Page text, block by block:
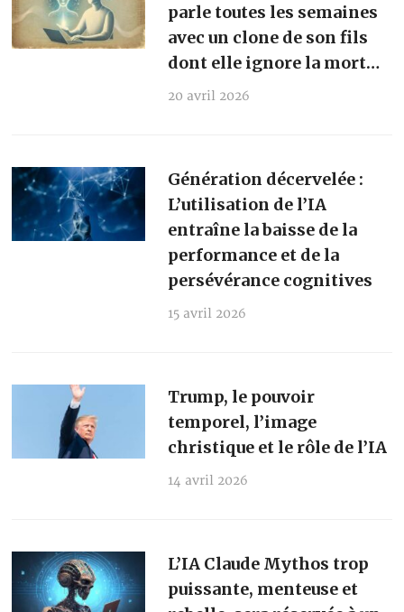
parle toutes les semaines
avec un clone de son fils
dont elle ignore la mort…
20 avril 2026
Génération décervelée :
L’utilisation de l’IA
entraîne la baisse de la
performance et de la
persévérance cognitives
15 avril 2026
Trump, le pouvoir
temporel, l’image
christique et le rôle de l’IA
14 avril 2026
L’IA Claude Mythos trop
puissante, menteuse et